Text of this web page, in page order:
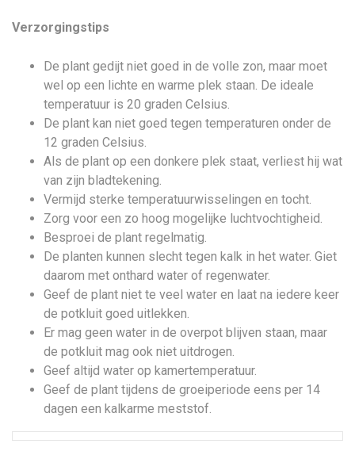
Verzorgingstips
De plant gedijt niet goed in de volle zon, maar moet
wel op een lichte en warme plek staan. De ideale
temperatuur is 20 graden Celsius.
De plant kan niet goed tegen temperaturen onder de
12 graden Celsius.
Als de plant op een donkere plek staat, verliest hij wat
van zijn bladtekening.
Vermijd sterke temperatuurwisselingen en tocht.
Zorg voor een zo hoog mogelijke luchtvochtigheid.
Besproei de plant regelmatig.
De planten kunnen slecht tegen kalk in het water. Giet
daarom met onthard water of regenwater.
Geef de plant niet te veel water en laat na iedere keer
de potkluit goed uitlekken.
Er mag geen water in de overpot blijven staan, maar
de potkluit mag ook niet uitdrogen.
Geef altijd water op kamertemperatuur.
Geef de plant tijdens de groeiperiode eens per 14
dagen een kalkarme meststof.